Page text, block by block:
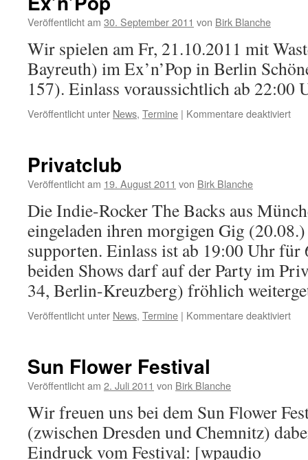
Veröffentlicht am 30. September 2011 von Birk Blanche
Wir spielen am Fr, 21.10.2011 mit
Bayreuth) im Ex’n’Pop in Berlin
157). Einlass voraussichtlich ab 22:00
Veröffentlicht unter News, Termine | Kommentare deaktiviertfür
Privatclub
Veröffentlicht am 19. August 2011 von Birk Blanche
Die Indie-Rocker The Backs aus
eingeladen ihren morgigen Gig
supporten. Einlass ist ab 19:00 Uhr für
beiden Shows darf auf der Party im
34, Berlin-Kreuzberg) fröhlich
Veröffentlicht unter News, Termine | Kommentare deaktiviertfür
Sun Flower Festival
Veröffentlicht am 2. Juli 2011 von Birk Blanche
Wir freuen uns bei dem Sun Flower
(zwischen Dresden und Chemnitz)
Eindruck vom Festival: [wpaudio